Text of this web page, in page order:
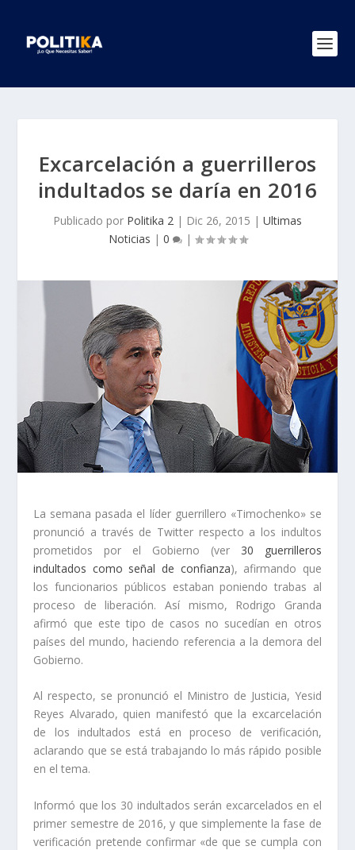
Excarcelación a guerrilleros
indultados se daría en 2016
Publicado por Politika 2 | Dic 26, 2015 | Ultimas
Noticias | 0 |
La semana pasada el líder guerrillero «Timochenko» se
pronunció a través de Twitter respecto a los indultos
prometidos por el Gobierno (ver 30 guerrilleros
indultados como señal de confianza), afirmando que
los funcionarios públicos estaban poniendo trabas al
proceso de liberación. Así mismo, Rodrigo Granda
afirmó que este tipo de casos no sucedían en otros
países del mundo, haciendo referencia a la demora del
Gobierno.
Al respecto, se pronunció el Ministro de Justicia, Yesid
Reyes Alvarado, quien manifestó que la excarcelación
de los indultados está en proceso de verificación,
aclarando que se está trabajando lo más rápido posible
en el tema.
Informó que los 30 indultados serán excarcelados en el
primer semestre de 2016, y que simplemente la fase de
verificación pretende confirmar «de que se cumpla con